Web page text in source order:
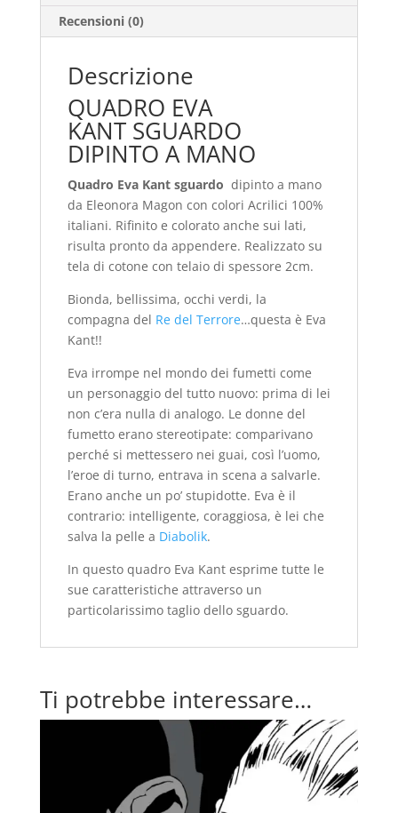
Recensioni (0)
Descrizione
QUADRO EVA
KANT SGUARDO
DIPINTO A MANO
Quadro Eva Kant sguardo dipinto a mano
da Eleonora Magon con colori Acrilici 100%
italiani. Rifinito e colorato anche sui lati,
risulta pronto da appendere. Realizzato su
tela di cotone con telaio di spessore 2cm.
Bionda, bellissima, occhi verdi, la
compagna del Re del Terrore…questa è Eva
Kant!!
Eva irrompe nel mondo dei fumetti come
un personaggio del tutto nuovo: prima di lei
non c’era nulla di analogo. Le donne del
fumetto erano stereotipate: comparivano
perché si mettessero nei guai, così l’uomo,
l’eroe di turno, entrava in scena a salvarle.
Erano anche un po’ stupidotte. Eva è il
contrario: intelligente, coraggiosa, è lei che
salva la pelle a Diabolik.
In questo quadro Eva Kant esprime tutte le
sue caratteristiche attraverso un
particolarissimo taglio dello sguardo.
Ti potrebbe interessare…